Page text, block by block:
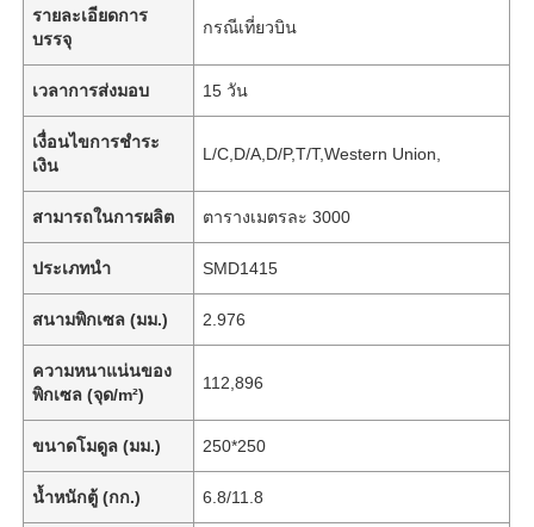
รายละเอียดการ
บรรจุ
กรณีเที่ยวบิน
เวลาการส่งมอบ 15 วัน
เงื่อนไขการชำระ
เงิน
L/C,D/A,D/P,T/T,Western Union,
สามารถในการผลิต ตารางเมตรละ 3000
ประเภทนำ SMD1415
สนามพิกเซล (มม.) 2.976
ความหนาแน่นของ
พิกเซล (จุด/m²)
112,896
ขนาดโมดูล (มม.) 250*250
น้ำหนักตู้ (กก.) 6.8/11.8